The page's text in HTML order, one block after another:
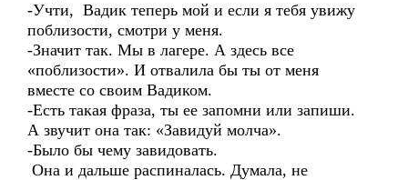
-Учти, Вадик теперь мой и если я тебя увижу
поблизости, смотри у меня.
-Значит так. Мы в лагере. А здесь все
«поблизости». И отвалила бы ты от меня
вместе со своим Вадиком.
-Есть такая фраза, ты ее запомни или запиши.
А звучит она так: «Завидуй молча».
-Было бы чему завидовать.
Она и дальше распиналась. Думала, не